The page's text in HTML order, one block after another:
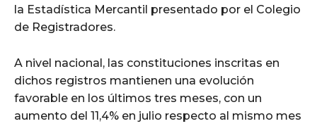
la Estadística Mercantil presentado por el Colegio
de Registradores.
A nivel nacional, las constituciones inscritas en
dichos registros mantienen una evolución
favorable en los últimos tres meses, con un
aumento del 11,4% en julio respecto al mismo mes